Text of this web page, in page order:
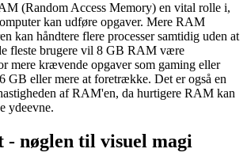
(Random Access Memory) en vital rolle i,
kan udføre opgaver. Mere RAM
kan håndtere flere processer samtidig uden at
fleste brugere vil 8 GB RAM være
mere krævende opgaver som gaming eller
GB eller mere at foretrække. Det er også en
af RAM'en, da hurtigere RAM kan
ydeevne.
nøglen til visuel magi